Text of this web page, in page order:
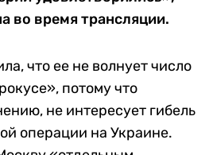
во время трансляции.
что ее не волнует число
потому что
не интересует гибель
операции на Украине.